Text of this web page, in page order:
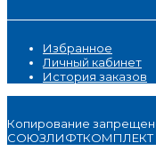
Избранное
Личный кабинет
История заказов
Копирование
СОЮЗЛИФТКОМПЛЕКТ -